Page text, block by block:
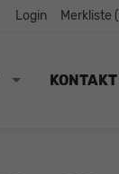
Login Merkliste (
KONTAKT